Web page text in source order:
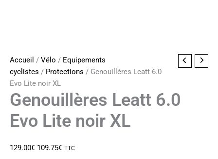
Accueil / Vélo / Equipements
cyclistes / Protections / Genouillères Leatt 6.0
Evo Lite noir XL
Genouillères Leatt 6.0
Evo Lite noir XL
129.00€ Le
109.75€Le
TTC